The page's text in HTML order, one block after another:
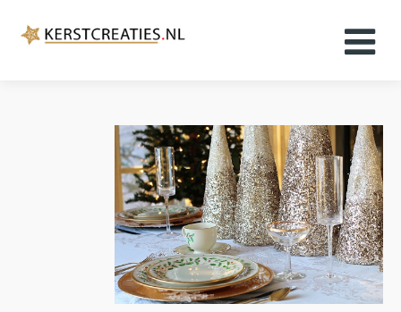
Kerstkaarten
Kerstfilms
Kerstboeken
Kerstmuziek